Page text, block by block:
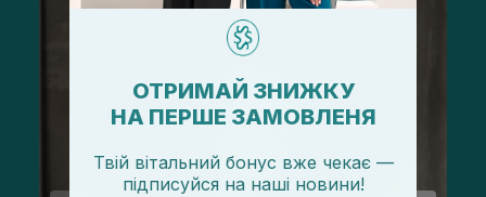
ОТРИМАЙ ЗНИЖКУ
НА ПЕРШЕ ЗАМОВЛЕНЯ
Твій вітальний бонус вже чекає —
підписуйся на наші новини!